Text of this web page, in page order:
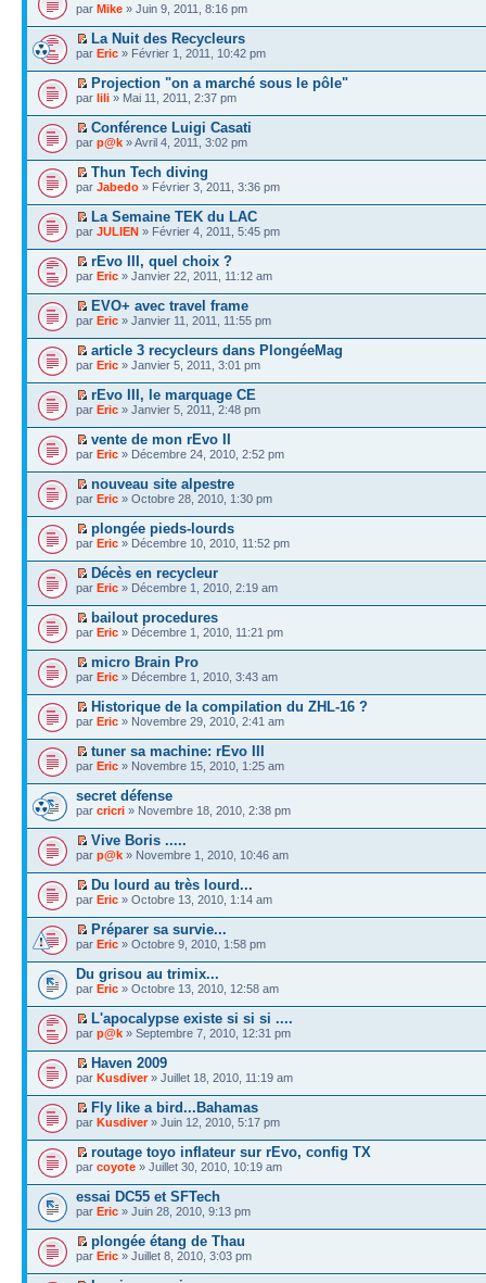
par Mike » Juin 9, 2011, 8:16 pm
La Nuit des Recycleurs
par Eric » Février 1, 2011, 10:42 pm
Projection "on a marché sous le pôle"
par lili » Mai 11, 2011, 2:37 pm
Conférence Luigi Casati
par p@k » Avril 4, 2011, 3:02 pm
Thun Tech diving
par Jabedo » Février 3, 2011, 3:36 pm
La Semaine TEK du LAC
par JULIEN » Février 4, 2011, 5:45 pm
rEvo III, quel choix ?
par Eric » Janvier 22, 2011, 11:12 am
EVO+ avec travel frame
par Eric » Janvier 11, 2011, 11:55 pm
article 3 recycleurs dans PlongéeMag
par Eric » Janvier 5, 2011, 3:01 pm
rEvo III, le marquage CE
par Eric » Janvier 5, 2011, 2:48 pm
vente de mon rEvo II
par Eric » Décembre 24, 2010, 2:52 pm
nouveau site alpestre
par Eric » Octobre 28, 2010, 1:30 pm
plongée pieds-lourds
par Eric » Décembre 10, 2010, 11:52 pm
Décès en recycleur
par Eric » Décembre 1, 2010, 2:19 am
bailout procedures
par Eric » Décembre 1, 2010, 11:21 pm
micro Brain Pro
par Eric » Décembre 1, 2010, 3:43 am
Historique de la compilation du ZHL-16 ?
par Eric » Novembre 29, 2010, 2:41 am
tuner sa machine: rEvo III
par Eric » Novembre 15, 2010, 1:25 am
secret défense
par cricri » Novembre 18, 2010, 2:38 pm
Vive Boris .....
par p@k » Novembre 1, 2010, 10:46 am
Du lourd au très lourd...
par Eric » Octobre 13, 2010, 1:14 am
Préparer sa survie...
par Eric » Octobre 9, 2010, 1:58 pm
Du grisou au trimix...
par Eric » Octobre 13, 2010, 12:58 am
L'apocalypse existe si si si ....
par p@k » Septembre 7, 2010, 12:31 pm
Haven 2009
par Kusdiver» Juillet 18, 2010, 11:19 am
Fly like a bird...Bahamas
par Kusdiver» Juin 12, 2010, 5:17 pm
routage toyo inflateur sur rEvo, config TX
par coyote » Juillet 30, 2010, 10:19 am
essai DC55 et SFTech
par Eric » Juin 28, 2010, 9:13 pm
plongée étang de Thau
par Eric » Juillet 8, 2010, 3:03 pm